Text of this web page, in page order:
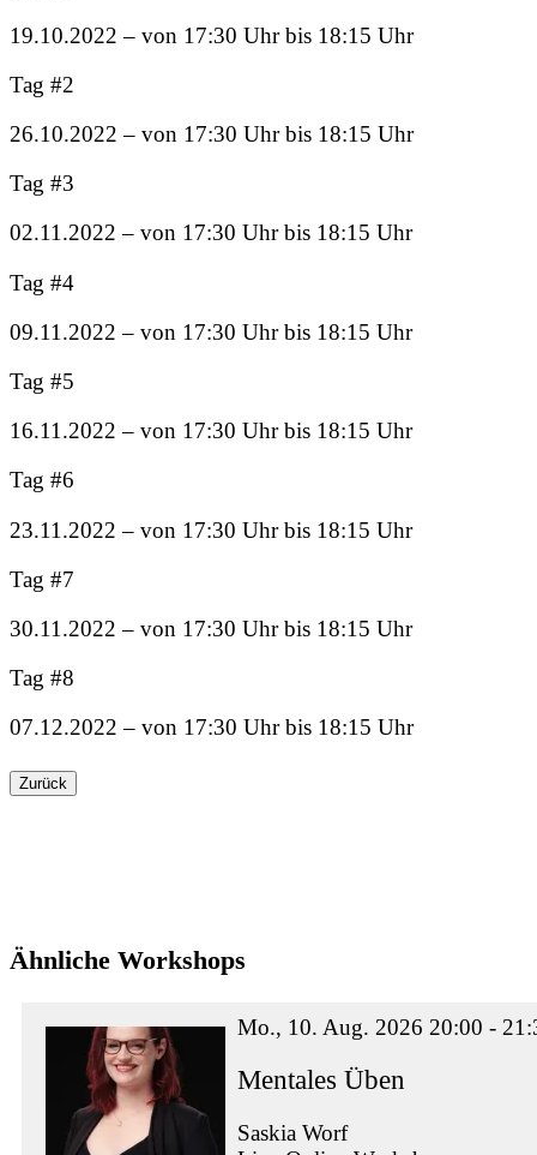
19.10.2022 – von 17:30 Uhr bis 18:15 Uhr
Tag #2
26.10.2022 – von 17:30 Uhr bis 18:15 Uhr
Tag #3
02.11.2022 – von 17:30 Uhr bis 18:15 Uhr
Tag #4
09.11.2022 – von 17:30 Uhr bis 18:15 Uhr
Tag #5
16.11.2022 – von 17:30 Uhr bis 18:15 Uhr
Tag #6
23.11.2022 – von 17:30 Uhr bis 18:15 Uhr
Tag #7
30.11.2022 – von 17:30 Uhr bis 18:15 Uhr
Tag #8
07.12.2022 – von 17:30 Uhr bis 18:15 Uhr
Zurück
Ähnliche Workshops
Mo., 10. Aug. 2026 20:00 -
Mentales Üben
Saskia Worf